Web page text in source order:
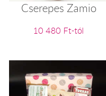
Cserepes Zamio
10 480 Ft-tól